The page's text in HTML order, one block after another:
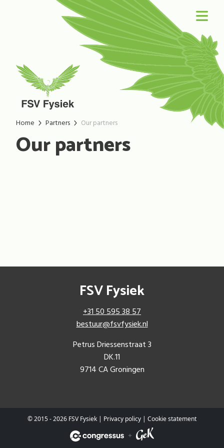
Home Partners Our partners
Our partners
FSV Fysiek
+31 50 595 38 57
bestuur@fsvfysiek.nl
Petrus Driessenstraat 3
DK.11
9714 CA Groningen
© 2015 - 2026 FSV Fysiek | Privacy policy | Cookie statement